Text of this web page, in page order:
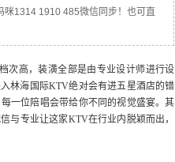
咪1314 1910 485微信同步！也可直
次高，装潢全部是由专业设计师进行设
林海国际KTV绝对会有进五星酒店的错
一位陪唱会带给你不同的视觉盛宴。其
与专业让这家KTV在行业内脱颖而出，